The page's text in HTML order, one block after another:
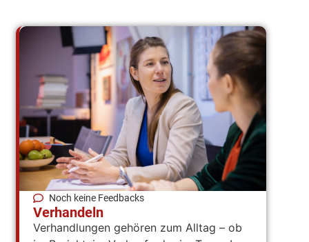
Noch keine Feedbacks
Verhandeln
Verhandlungen gehören zum Alltag – ob